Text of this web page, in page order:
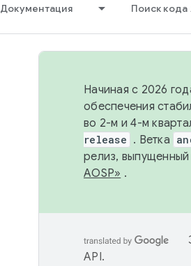
Документация Поиск
Начиная с 2026
обеспечения
во 2-м и 4-м
release . Ветка
релиз,
AOSP» .
API.